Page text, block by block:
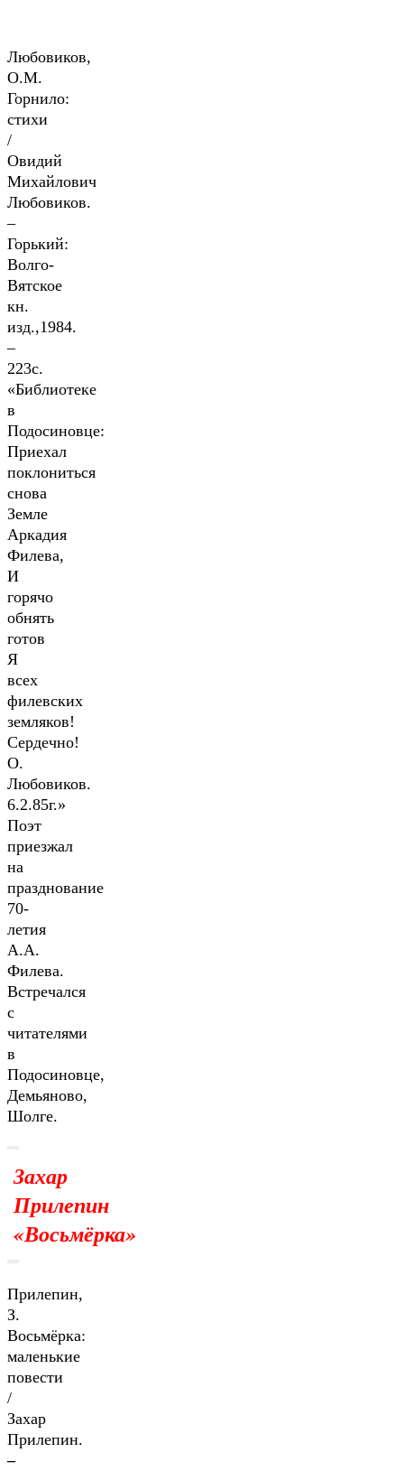
Любовиков,
О.М.
Горнило:
стихи
/
Овидий
Михайлович
Любовиков.
–
Горький:
Волго-
Вятское
кн.
изд.,1984.
–
223с.
«Библиотеке
в
Подосиновце:
Приехал
поклониться
снова
Земле
Аркадия
Филева,
И
горячо
обнять
готов
Я
всех
филевских
земляков!
Сердечно!
О.
Любовиков.
6.2.85г.»
Поэт
приезжал
на
празднование
70-
летия
А.А.
Филева.
Встречался
с
читателями
в
Подосиновце,
Демьяново,
Шолге.
Захар
Прилепин
«Восьмёрка»
Прилепин,
З.
Восьмёрка:
маленькие
повести
/
Захар
Прилепин.
–